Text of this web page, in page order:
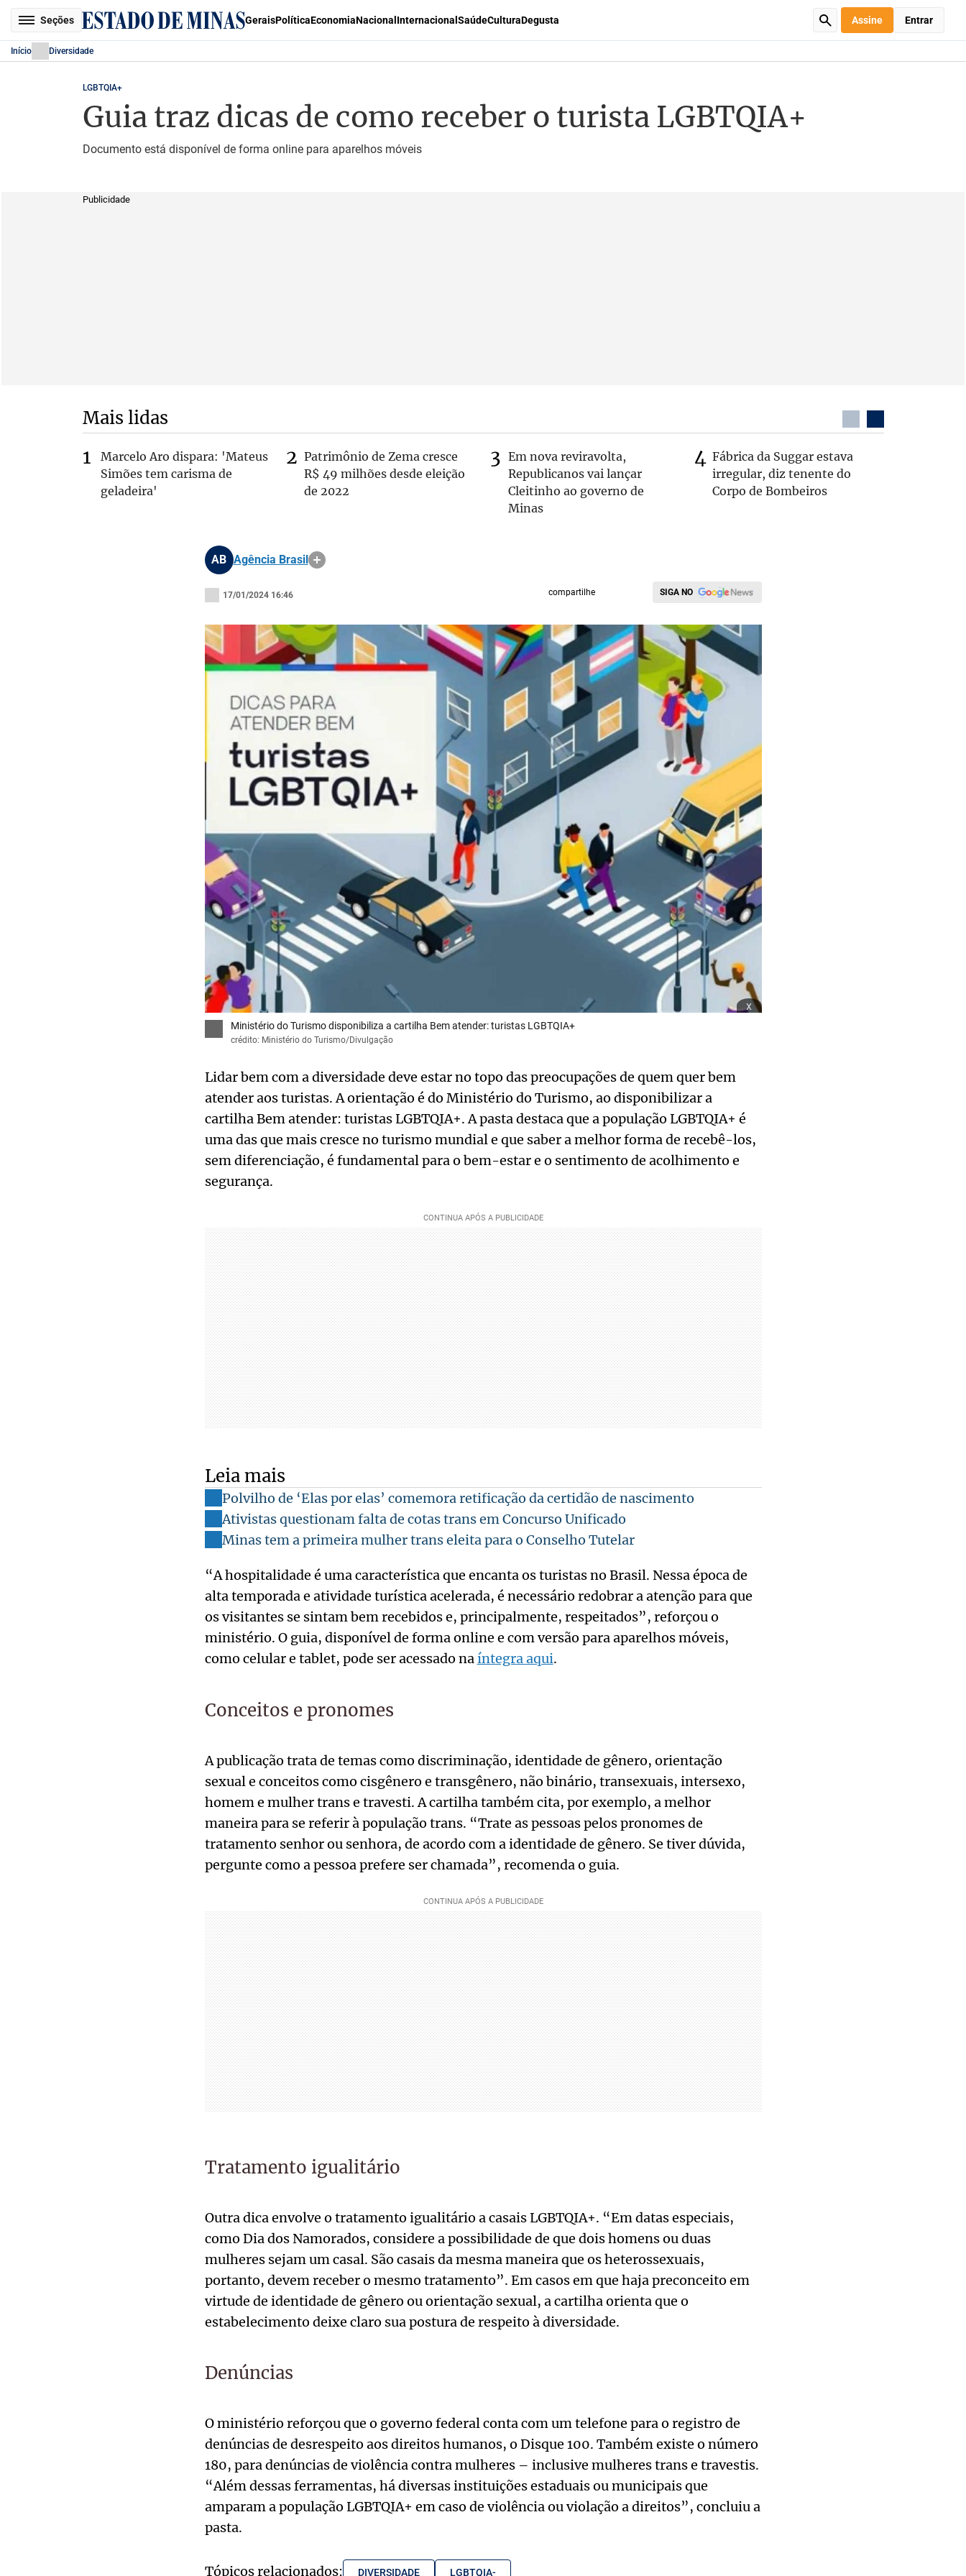
Seções GeraisPolíticaEconomiaNacional Internacional SaúdeCulturaDegusta Assine Entrar
Início Diversidade
LGBTQIA+
Guia traz dicas de como receber o turista LGBTQIA+
Documento está disponível de forma online para aparelhos móveis
Publicidade
Mais lidas
Marcelo Aro dispara: 'Mateus
Simões tem carisma de
geladeira'
Patrimônio de Zema cresce
R$ 49 milhões desde eleição
de 2022
Em nova reviravolta,
Republicanos vai lançar
Cleitinho ao governo de
Minas
Fábrica da Suggar estava
irregular, diz tenente do
Corpo de Bombeiros
AB Agência Brasil
17/01/2024 16:46 compartilhe SIGA NO
x
Ministério do Turismo disponibiliza a cartilha Bem atender: turistas LGBTQIA+
crédito: Ministério do Turismo/Divulgação
Lidar bem com a diversidade deve estar no topo das preocupações de quem quer bem
atender aos turistas. A orientação é do Ministério do Turismo, ao disponibilizar a
cartilha Bem atender: turistas LGBTQIA+. A pasta destaca que a população LGBTQIA+ é
uma das que mais cresce no turismo mundial e que saber a melhor forma de recebê-los,
sem diferenciação, é fundamental para o bem-estar e o sentimento de acolhimento e
segurança.
Leia mais
Polvilho de ‘Elas por elas’ comemora retificação da certidão de nascimento
Ativistas questionam falta de cotas trans em Concurso Unificado
Minas tem a primeira mulher trans eleita para o Conselho Tutelar
“A hospitalidade é uma característica que encanta os turistas no Brasil. Nessa época de
alta temporada e atividade turística acelerada, é necessário redobrar a atenção para que
os visitantes se sintam bem recebidos e, principalmente, respeitados”, reforçou o
ministério. O guia, disponível de forma online e com versão para aparelhos móveis,
como celular e tablet, pode ser acessado naíntegra aqui.
Conceitos e pronomes
A publicação trata de temas como discriminação, identidade de gênero, orientação
sexual e conceitos como cisgênero e transgênero, não binário, transexuais, intersexo,
homem e mulher trans e travesti. A cartilha também cita, por exemplo, a melhor
maneira para se referir à população trans. “Trate as pessoas pelos pronomes de
tratamento senhor ou senhora, de acordo com a identidade de gênero. Se tiver dúvida,
pergunte como a pessoa prefere ser chamada”, recomenda o guia.
Tratamento igualitário
Outra dica envolve o tratamento igualitário a casais LGBTQIA+. “Em datas especiais,
como Dia dos Namorados, considere a possibilidade de que dois homens ou duas
mulheres sejam um casal. São casais da mesma maneira que os heterossexuais,
portanto, devem receber o mesmo tratamento”. Em casos em que haja preconceito em
virtude de identidade de gênero ou orientação sexual, a cartilha orienta que o
estabelecimento deixe claro sua postura de respeito à diversidade.
Denúncias
O ministério reforçou que o governo federal conta com um telefone para o registro de
denúncias de desrespeito aos direitos humanos, o Disque 100. Também existe o número
180, para denúncias de violência contra mulheres – inclusive mulheres trans e travestis.
“Além dessas ferramentas, há diversas instituições estaduais ou municipais que
amparam a população LGBTQIA+ em caso de violência ou violação a direitos”, concluiu a
pasta.
Tópicos relacionados: DIVERSIDADE LGBTQIA-